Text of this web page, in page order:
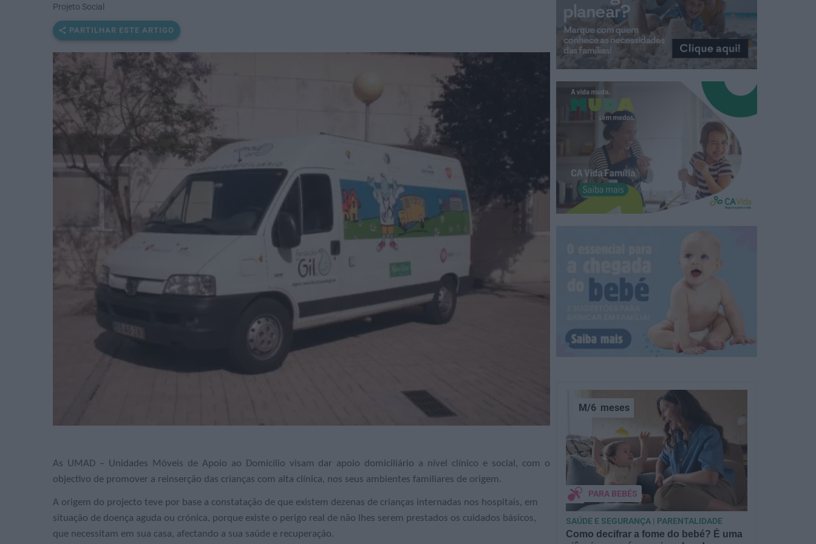
Projeto Social
PARTILHAR ESTE ARTIGO
As UMAD– Unidades Móveis de Apoio ao Domicílio visam dar apoio domiciliário a nível clínico e social, com o
objectivo de promover a reinserção das crianças com alta clínica, nos seus ambientes familiares de origem.
A origem do projecto teve por base a constatação de que existem dezenas de crianças internadas nos hospitais, em
situação de doença aguda ou crónica, porque existe o perigo real de não lhes serem prestados os cuidados básicos,
que necessitam em sua casa, afectando a sua saúde e recuperação.
Como decifrar a fome do bebé? É uma
M/6 meses
PARA BEBÉS
SAÚDE E SEGURANÇA | PARENTALIDADE